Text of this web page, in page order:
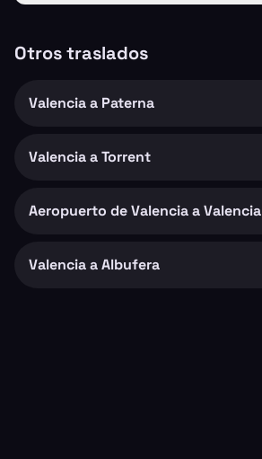
Otros traslados
Valencia a Paterna
Valencia a Torrent
Aeropuerto de Valencia a Valencia
Valencia a Albufera